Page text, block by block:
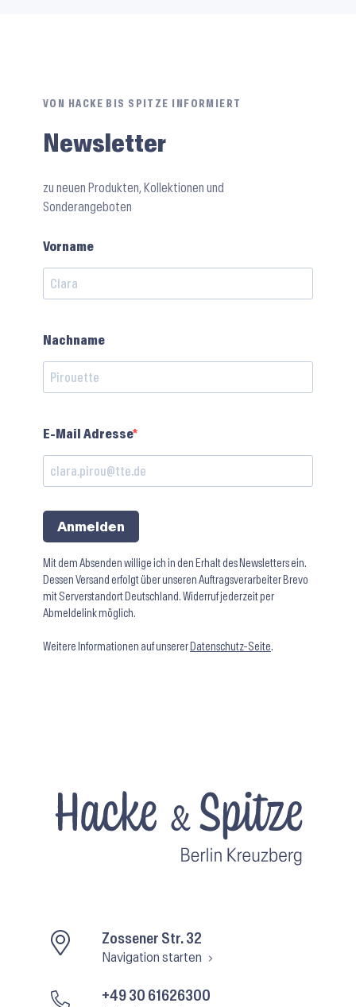
VON HACKE BIS SPITZE INFORMIERT
Newsletter
zu neuen Produkten, Kollektionen und
Sonderangeboten
Vorname
Nachname
E-Mail Adresse
Anmelden
Mit dem Absenden willige ich in den Erhalt des Newsletters ein.
Dessen Versand erfolgt über unseren Auftragsverarbeiter Brevo
mit Serverstandort Deutschland. Widerruf jederzeit per
Abmeldelink möglich.
Weitere Informationen auf unserer Datenschutz-Seite.
Zossener Str. 32
Navigation starten
+49 30 61626300